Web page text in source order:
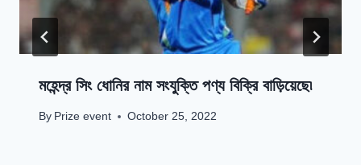
মহেন্দ্র সিং ধোনির নাম সংযুক্তি পণ্য বিক্রি বাড়িয়েছে৷
By Prize event October 25, 2022